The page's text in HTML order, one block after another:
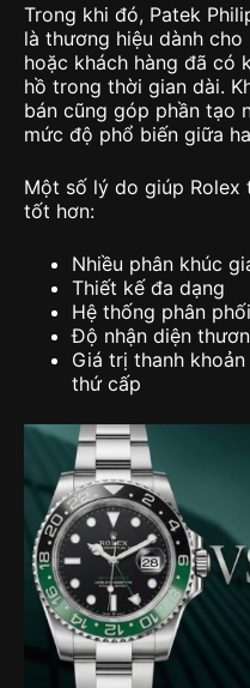
Trong khi đó, Patek
là thương hiệu dành cho
hoặc khách hàng đã có
hồ trong thời gian dài.
bán cũng góp phần tạo
mức độ phổ biến giữa
Một số lý do giúp Rolex
tốt hơn:
Nhiều phân khúc
Thiết kế đa dạng
Hệ thống phân
Độ nhận diện
Giá trị thanh
thứ cấp